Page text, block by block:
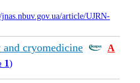
article/UJRN-
cryomedicine
А
1)